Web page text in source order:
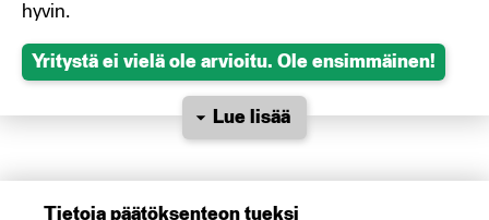
hyvin.
Yritystä ei vielä ole arvioitu. Ole ensimmäinen!
Lue lisää
Tietoja päätöksenteon tueksi